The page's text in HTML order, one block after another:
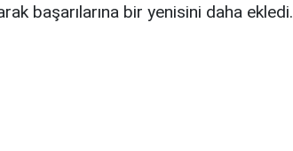
başarılarına bir yenisini daha ekledi.